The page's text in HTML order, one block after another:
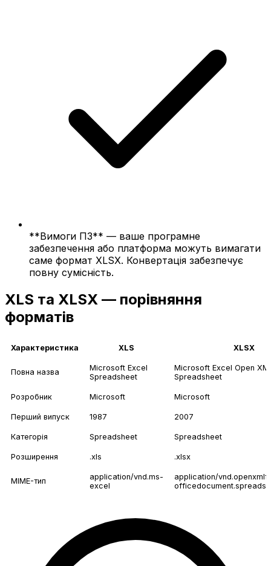
**Вимоги ПЗ** — ваше програмне
забезпечення або платформа можуть вимагати
саме формат XLSX. Конвертація забезпечує
повну сумісність.
XLS та XLSX — порівняння
форматів
Характеристика XLS XLSX
Повна назва
Microsoft Excel
Spreadsheet
Microsoft Excel Open
Spreadsheet
Розробник Microsoft Microsoft
Перший випуск 1987 2007
Категорія Spreadsheet Spreadsheet
Розширення .xls .xlsx
MIME-тип
application/vnd.ms-
excel
application/